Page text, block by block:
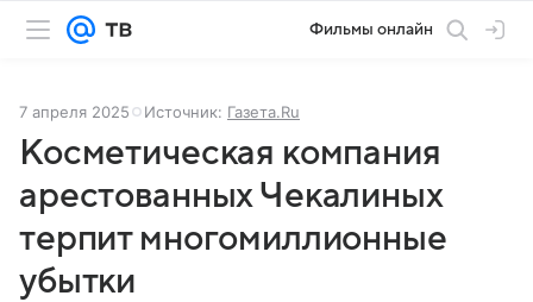
Фильмы онлайн
7 апреля 2025 Источник: Газета.Ru
Косметическая компания
арестованных Чекалиных
терпит многомиллионные
убытки